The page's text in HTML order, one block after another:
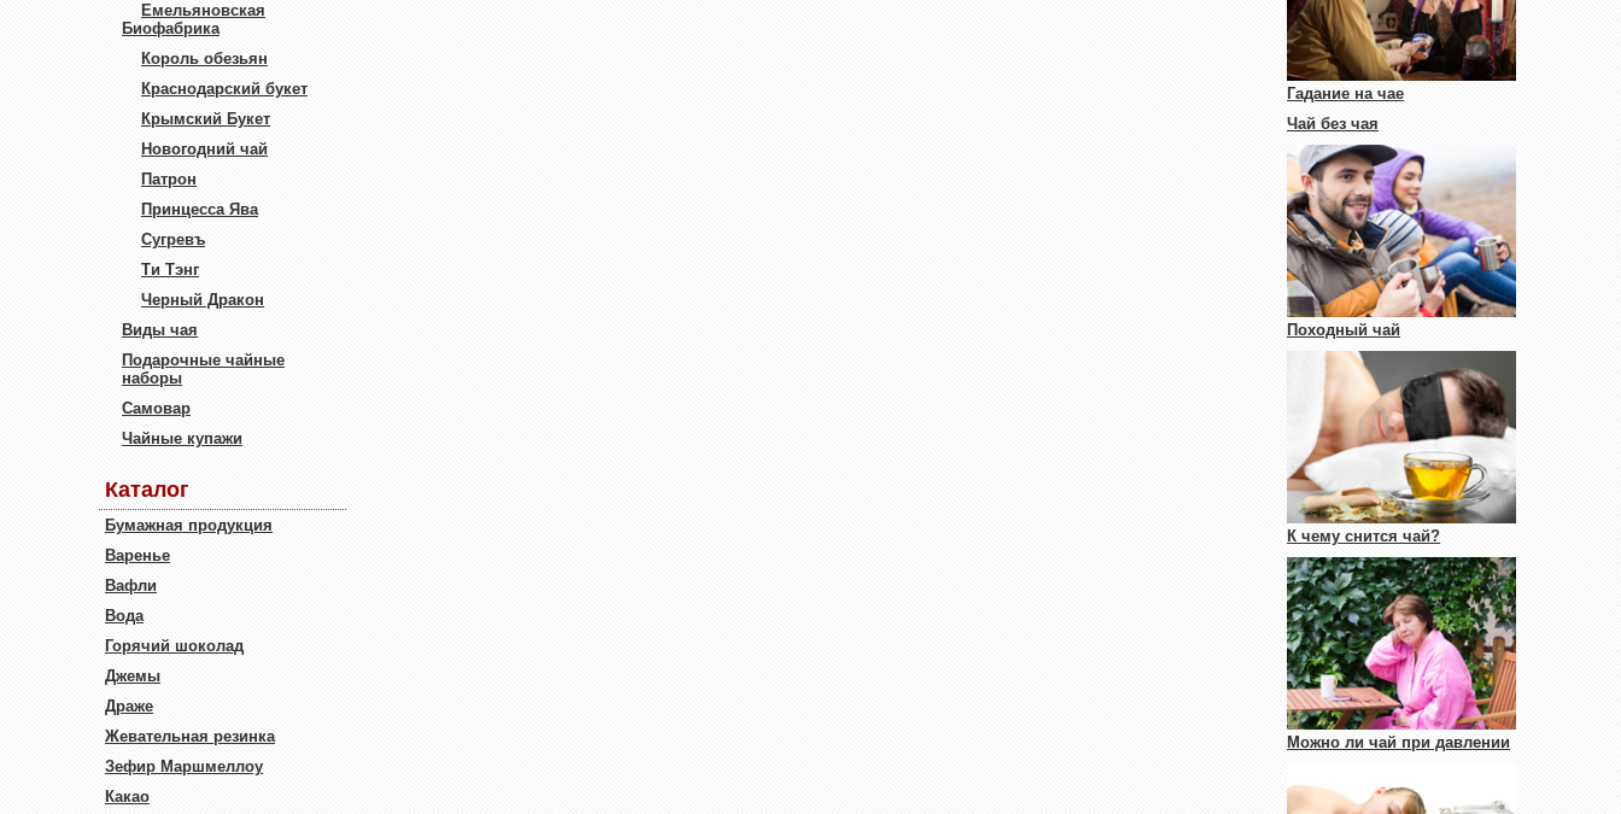
Емельяновская
Биофабрика
Король обезьян
Краснодарский букет
Крымский Букет
Новогодний чай
Патрон
Принцесса Ява
Сугревъ
Ти Тэнг
Черный Дракон
Виды чая
Подарочные чайные
наборы
Самовар
Чайные купажи
Каталог
Бумажная продукция
Варенье
Вафли
Вода
Горячий шоколад
Джемы
Драже
Жевательная резинка
Зефир Маршмеллоу
Какао
Гадание на чае
Чай без чая
Походный чай
К чему снится чай?
Можно ли чай при давлении